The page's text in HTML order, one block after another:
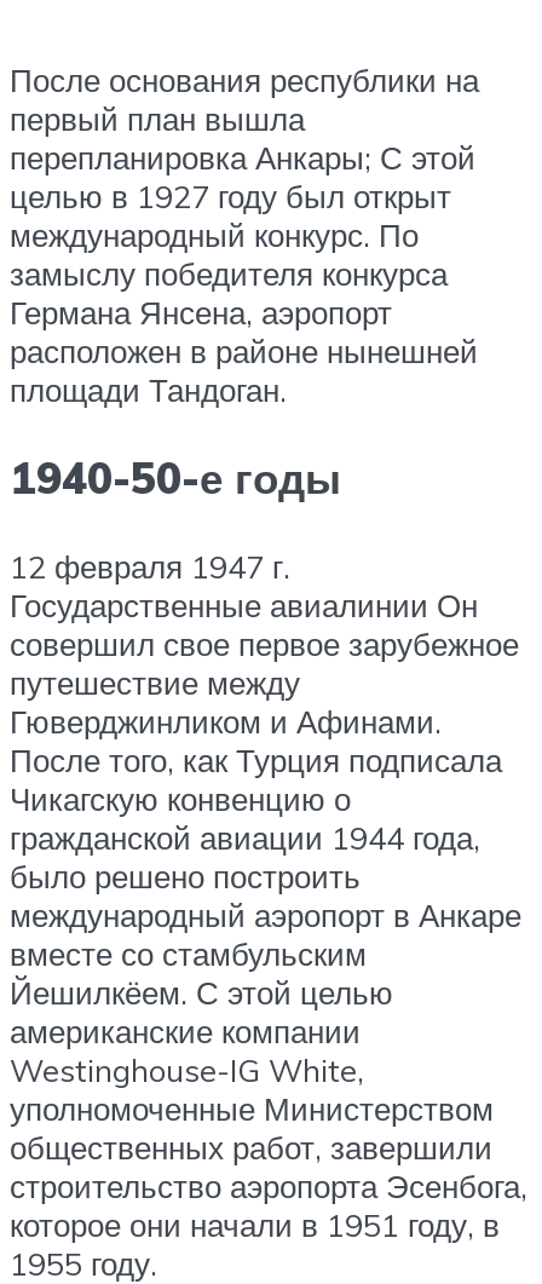
После основания республики на
первый план вышла
перепланировка Анкары; С этой
целью в 1927 году был открыт
международный конкурс. По
замыслу победителя конкурса
Германа Янсена, аэропорт
расположен в районе нынешней
площади Тандоган.
1940-50-е годы
12 февраля 1947 г.
Государственные авиалинии Он
совершил свое первое зарубежное
путешествие между
Гюверджинликом и Афинами.
После того, как Турция подписала
Чикагскую конвенцию о
гражданской авиации 1944 года,
было решено построить
международный аэропорт в Анкаре
вместе со стамбульским
Йешилкёем. С этой целью
американские компании
Westinghouse-IG White,
уполномоченные Министерством
общественных работ, завершили
строительство аэропорта Эсенбога,
которое они начали в 1951 году, в
1955 году.